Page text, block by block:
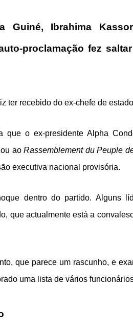
Guiné, Ibrahima
proclamação fez
ter recebido do ex-chefe de
que o ex-presidente Alpha
aoRassemblement du Peuple
executiva nacional provisória.
dentro do partido. Alguns
que actualmente está a
que parece um rascunho, e
uma lista de vários